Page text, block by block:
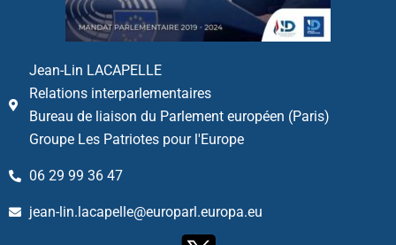
Jean-Lin LACAPELLE
Relations interparlementaires
Bureau de liaison du Parlement européen (Paris)
Groupe Les Patriotes pour l'Europe
06 29 99 36 47
jean-lin.lacapelle@europarl.europa.eu